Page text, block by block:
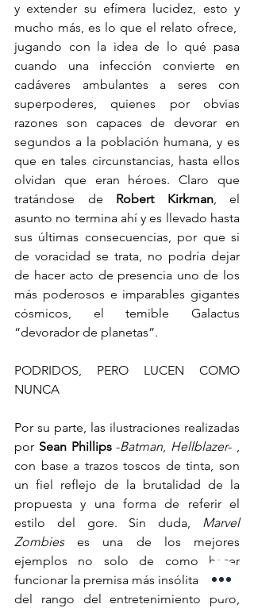
y extender su efímera lucidez, esto y
mucho más, es lo que el relato ofrece,
jugando con la idea de lo qué pasa
cuando una infección convierte en
cadáveres ambulantes a seres con
superpoderes, quienes por obvias
razones son capaces de devorar en
segundos a la población humana, y es
que en tales circunstancias, hasta ellos
olvidan que eran héroes. Claro que
tratándose de Robert Kirkman, el
asunto no termina ahí y es llevado hasta
sus últimas consecuencias, por que si
de voracidad se trata, no podría dejar
de hacer acto de presencia uno de los
más poderosos e imparables gigantes
cósmicos, el temible Galactus
“devorador de planetas”.
PODRIDOS, PERO LUCEN COMO
NUNCA
Por su parte, las ilustraciones realizadas
por Sean Phillips -Batman, Hellblazer- ,
con base a trazos toscos de tinta, son
un fiel reflejo de la brutalidad de la
propuesta y una forma de referir el
estilo del gore. Sin duda, Marvel
Zombies es una de los mejores
ejemplos no solo de como hacer
funcionar la premisa más insólita dentro
del rango del entretenimiento puro,